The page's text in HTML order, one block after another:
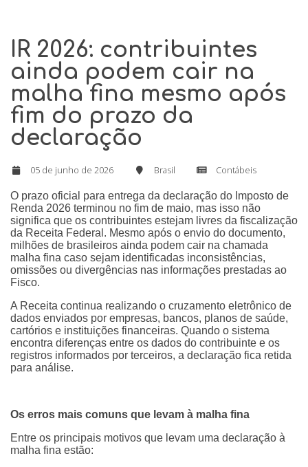
IR 2026: contribuintes
ainda podem cair na
malha fina mesmo após
fim do prazo da
declaração
05 de junho de 2026 Brasil Contábeis
O prazo oficial para entrega da declaração do Imposto de
Renda 2026 terminou no fim de maio, mas isso não
significa que os contribuintes estejam livres da fiscalização
da Receita Federal. Mesmo após o envio do documento,
milhões de brasileiros ainda podem cair na chamada
malha fina caso sejam identificadas inconsistências,
omissões ou divergências nas informações prestadas ao
Fisco.
A Receita continua realizando o cruzamento eletrônico de
dados enviados por empresas, bancos, planos de saúde,
cartórios e instituições financeiras. Quando o sistema
encontra diferenças entre os dados do contribuinte e os
registros informados por terceiros, a declaração fica retida
para análise.
Os erros mais comuns que levam à malha fina
Entre os principais motivos que levam uma declaração à
malha fina estão: